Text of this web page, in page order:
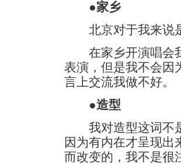
●家乡
北京对于我来说是
在家乡开演唱会我
表演，但是我不会因
言上交流我做不好。
●造型
我对造型这词不是
因为有内在才呈现出
而改变的，我不是很